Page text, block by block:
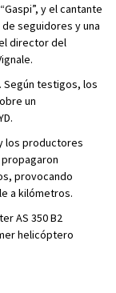
y el cantante
seguidores y una
director del
Según testigos, los
un
los productores
provocando
a kilómetros.
AS 350 B2
helicóptero